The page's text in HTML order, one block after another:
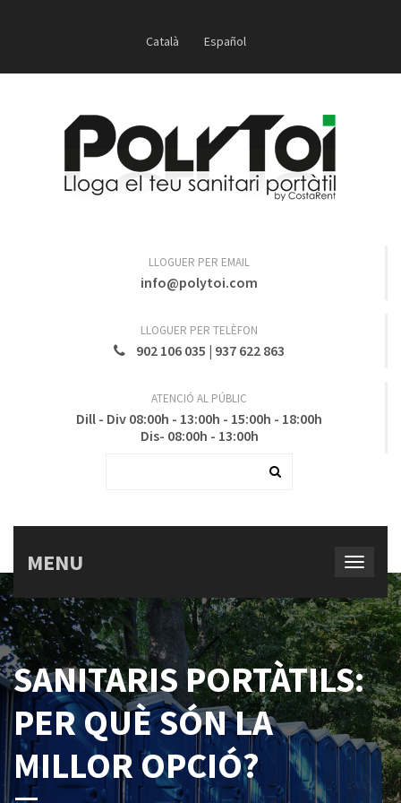
Català Español
LLOGUER PER EMAIL
info@polytoi.com
LLOGUER PER TELÈFON
902 106 035 | 937 622 863
ATENCIÓ AL PÚBLIC
Dill - Div 08:00h - 13:00h - 15:00h - 18:00h
Dis- 08:00h - 13:00h
MENU
SANITARIS PORTÀTILS:
PER QUÈ SÓN LA
MILLOR OPCIÓ?